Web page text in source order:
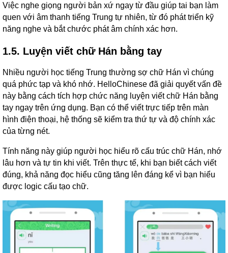
Việc nghe giọng người bản xứ ngay từ đầu giúp tai bạn làm
quen với âm thanh tiếng Trung tự nhiên, từ đó phát triển kỹ
năng nghe và bắt chước phát âm chính xác hơn.
1.5. Luyện viết chữ Hán bằng tay
Nhiều người học tiếng Trung thường sợ chữ Hán vì chúng
quá phức tạp và khó nhớ. HelloChinese đã giải quyết vấn đề
này bằng cách tích hợp chức năng luyện viết chữ Hán bằng
tay ngay trên ứng dụng. Bạn có thể viết trực tiếp trên màn
hình điện thoại, hệ thống sẽ kiểm tra thứ tự và độ chính xác
của từng nét.
Tính năng này giúp người học hiểu rõ cấu trúc chữ Hán, nhớ
lâu hơn và tự tin khi viết. Trên thực tế, khi bạn biết cách viết
đúng, khả năng đọc hiểu cũng tăng lên đáng kể vì bạn hiểu
được logic cấu tạo chữ.